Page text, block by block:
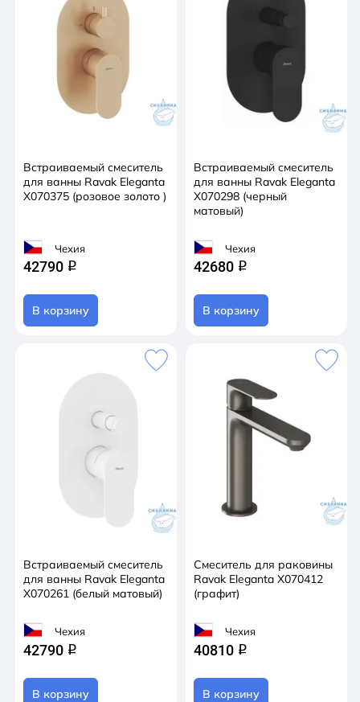
Встраиваемый смеситель
для ванны Ravak Eleganta
X070375 (розовое золото )
Чехия
42790 q
В корзину
Встраиваемый смеситель
для ванны Ravak Eleganta
X070298 (черный
матовый)
Чехия
42680 q
В корзину
Встраиваемый смеситель
для ванны Ravak Eleganta
X070261 (белый матовый)
Чехия
42790 q
В корзину
Смеситель для раковины
Ravak Eleganta X070412
(графит)
Чехия
40810 q
В корзину